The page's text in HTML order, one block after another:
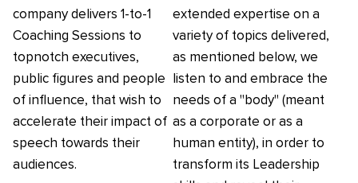
company delivers 1-to-1
Coaching Sessions to
topnotch executives,
public figures and people
of influence, that wish to
accelerate their impact of
speech towards their
audiences.
extended expertise on a
variety of topics delivered,
as mentioned below, we
listen to and embrace the
needs of a "body" (meant
as a corporate or as a
human entity), in order to
transform its Leadership